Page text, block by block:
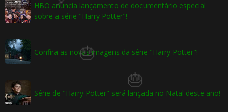
HBO anuncia lançamento de documentário especial
sobre a série "Harry Potter"!
Confira as novas imagens da série "Harry Potter"!
Série de "Harry Potter" será lançada no Natal deste ano!